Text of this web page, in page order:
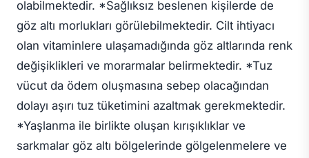
olabilmektedir. *Sağlıksız beslenen kişilerde de
göz altı morlukları görülebilmektedir. Cilt ihtiyacı
olan vitaminlere ulaşamadığında göz altlarında renk
değişiklikleri ve morarmalar belirmektedir. *Tuz
vücut da ödem oluşmasına sebep olacağından
dolayı aşırı tuz tüketimini azaltmak gerekmektedir.
*Yaşlanma ile birlikte oluşan kırışıklıklar ve
sarkmalar göz altı bölgelerinde gölgelenmelere ve